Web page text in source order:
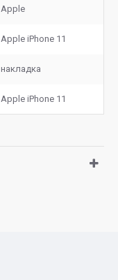
Apple
Apple iPhone 11
накладка
Apple iPhone 11